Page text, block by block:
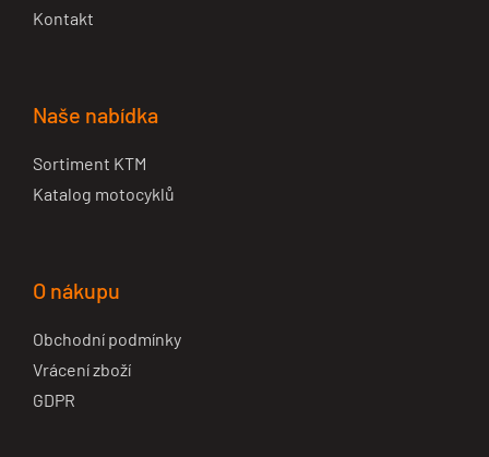
Kontakt
Naše nabídka
Sortiment KTM
Katalog motocyklů
O nákupu
Obchodní podmínky
Vrácení zboží
GDPR